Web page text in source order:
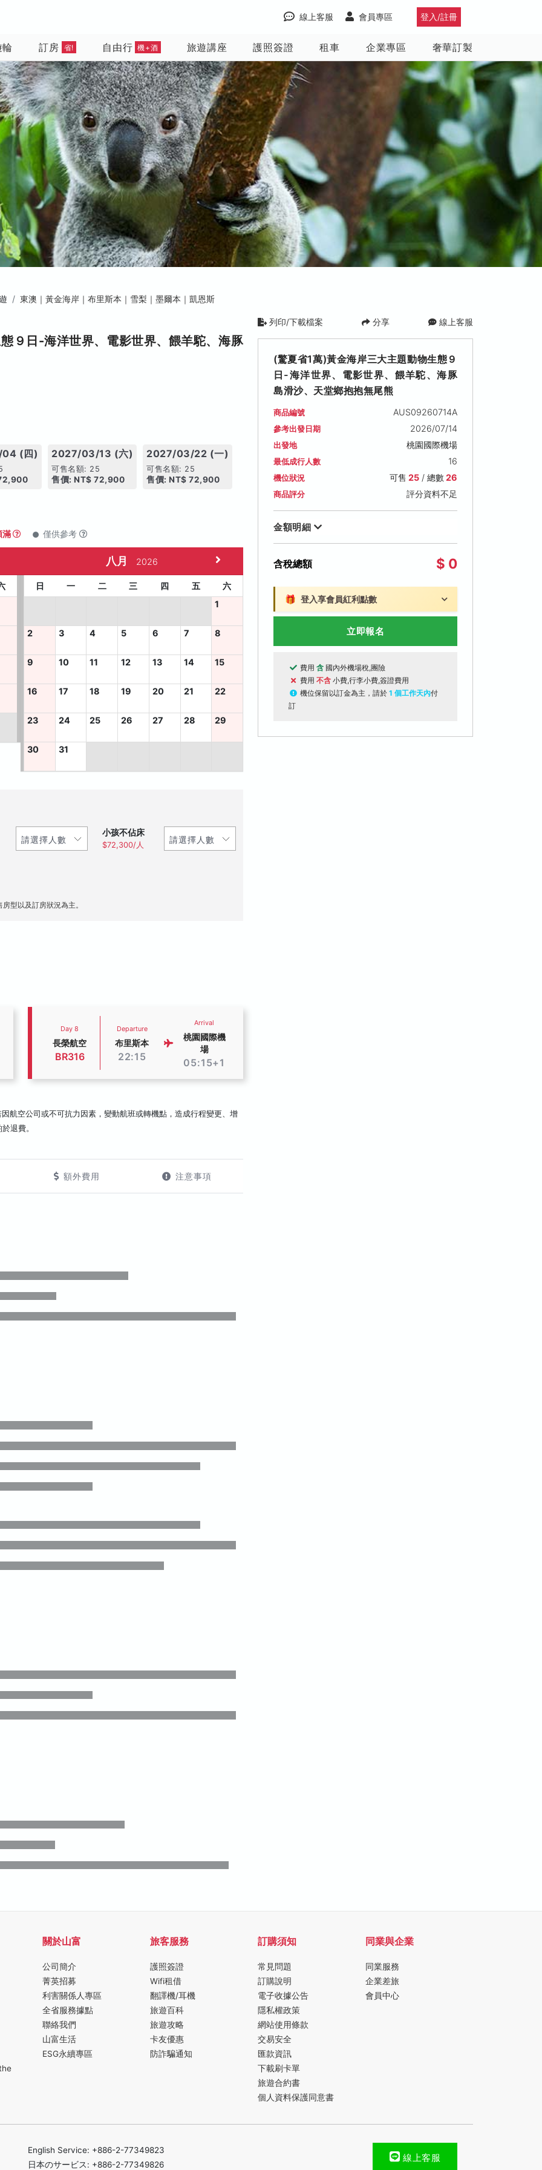
登入/註冊
會員專區
線上客服
訂房 省! 自由行 機+酒 旅遊講座 護照簽證 租車 企業專區 奢華訂製
東澳｜黃金海岸｜布里斯本｜雪梨｜墨爾本｜凱恩斯
９日-海洋世界、電影世界、餵羊駝、海豚
(四) 2027/03/13 (六)
可售名額: 25
售價: NT$ 72,900
2027/03/22 (一)
可售名額: 25
售價: NT$ 72,900
滿 僅供參考
八月 2026
日 一 二 三 四 五
六
1
2 3 4 5 6 7 8
9 10 11 12 13 14 15
16 17 18 19 20 21 22
23 24 25 26 27 28 29
30 31
小孩不佔床
$72,300/人
型以及訂房狀況為主。
Day 8
長榮航空
BR316
Departure
布里斯本
22:15
Arrival
桃園國際機
場
05:15+1
航空公司或不可抗力因素，變動航班或轉機點，造成行程變更、增
退費。
額外費用 注意事項
列印/下載檔案 分享 線上客服
(驚夏省1萬)黃金海岸三大主題動物生態９
日-海洋世界、電影世界、餵羊駝、海豚
島滑沙、天堂鄉抱抱無尾熊
商品編號 AUS09260714A
參考出發日期 2026/07/14
出發地 桃園國際機場
最低成行人數 16
機位狀況 可售 25/ 總數26
商品評分 評分資料不足
金額明細
含稅總額 $ 0
🎁 登入享會員紅利點數
立即報名
費用 含 國內外機場稅,團險
費用 不含 小費,行李小費,簽證費用
機位保留以訂金為主，請於 1 個工作天內付
訂
關於山富
公司簡介
菁英招募
利害關係人專區
全省服務據點
聯絡我們
山富生活
ESG永續專區
旅客服務
護照簽證
Wifi租借
翻譯機/耳機
旅遊百科
旅遊攻略
卡友優惠
防詐騙通知
訂購須知
常見問題
訂購說明
電子收據公告
隱私權政策
網站使用條款
交易安全
匯款資訊
下載刷卡單
旅遊合約書
個人資料保護同意書
同業與企業
同業服務
企業差旅
會員中心
English Service: +886-2-77349823
日本のサービス: +886-2-77349826
線上客服